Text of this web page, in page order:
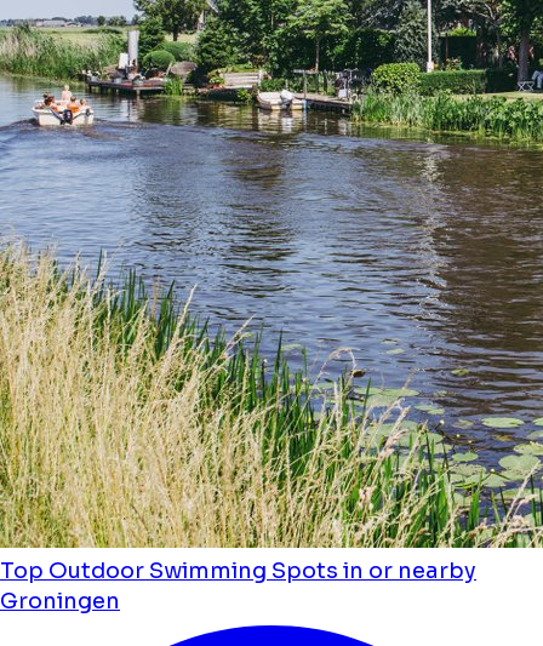
Top Outdoor Swimming Spots in or nearby
Groningen